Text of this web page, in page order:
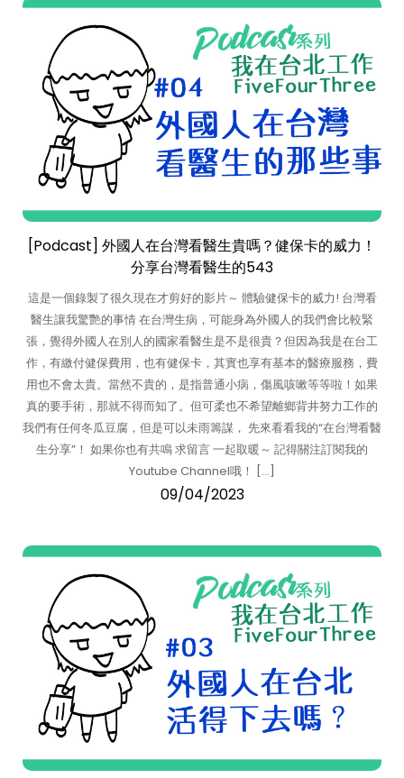
[Podcast] 外國人在台灣看醫生貴嗎？健保卡的威力！
分享台灣看醫生的543
這是一個錄製了很久現在才剪好的影片～ 體驗健保卡的威力! 台灣看
醫生讓我驚艷的事情 在台灣生病，可能身為外國人的我們會比較緊
張，覺得外國人在別人的國家看醫生是不是很貴？但因為我是在台工
作，有繳付健保費用，也有健保卡，其實也享有基本的醫療服務，費
用也不會太貴。當然不貴的，是指普通小病，傷風咳嗽等等啦！如果
真的要手術，那就不得而知了。但可柔也不希望離鄉背井努力工作的
我們有任何冬瓜豆腐，但是可以未雨籌謀， 先來看看我的“在台灣看醫
生分享”！ 如果你也有共鳴 求留言 一起取暖～ 記得關注訂閱我的
Youtube Channel哦！ […]
09/04/2023